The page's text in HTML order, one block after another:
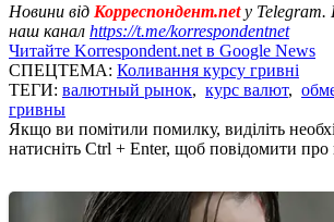
Новини від Корреспондент.netу Telegram.
наш канал https://t.me/korrespondentnet
Читайте Korrespondent.net в Google News
СПЕЦТЕМА: Коливання курсу гривні
ТЕГИ: валютный рынок, курс валют,
гривны
Якщо ви помітили помилку, виділіть
натисніть Ctrl + Enter, щоб повідомити про